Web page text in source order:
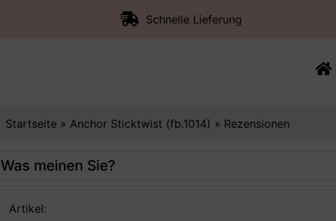
Schnelle Lieferung
Startseite » Anchor Sticktwist (fb.1014) » Rezensionen
Was meinen Sie?
Artikel: